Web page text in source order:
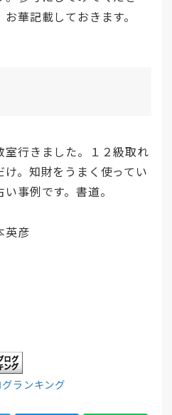
華記載しておきます。
行きました。１２級取れ
。知財をうまく使ってい
事例です。書道。
英彦
ランキング